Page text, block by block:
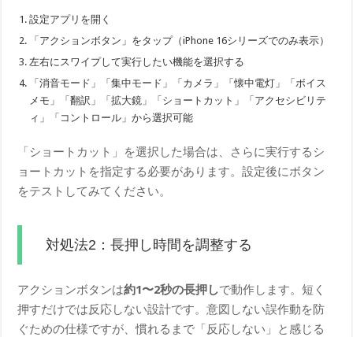
設定アプリを開く
「アクションボタン」をタップ（iPhone 16シリーズでのみ表示）
左右にスワイプして実行したい機能を選択する
「消音モード」「集中モード」「カメラ」「懐中電灯」「ボイス
メモ」「翻訳」「拡大鏡」「ショートカット」「アクセシビリテ
ィ」「コントロール」から選択可能
「ショートカット」を選択した場合は、さらに実行するシ
ョートカットを指定する必要があります。設定後にボタン
をテストしてみてください。
対処法2：長押し時間を調整する
アクションボタンは約1〜2秒の長押しで動作します。短く
押すだけでは反応しない設計です。意図しない誤作動を防
ぐための仕様ですが、慣れるまで「反応しない」と感じる